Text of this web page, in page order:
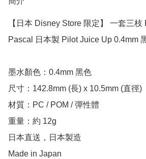
【日本 Disney Store 限定】 一套三
Pascal 日本製 Pilot Juice Up 0.4mm
墨水顏色：0.4mm 黑色
尺寸：142.8mm (長) x 10.5mm (直徑)
材質：PC / POM / 彈性體
重量：約 12g
日本直送，日本製造
Made in Japan